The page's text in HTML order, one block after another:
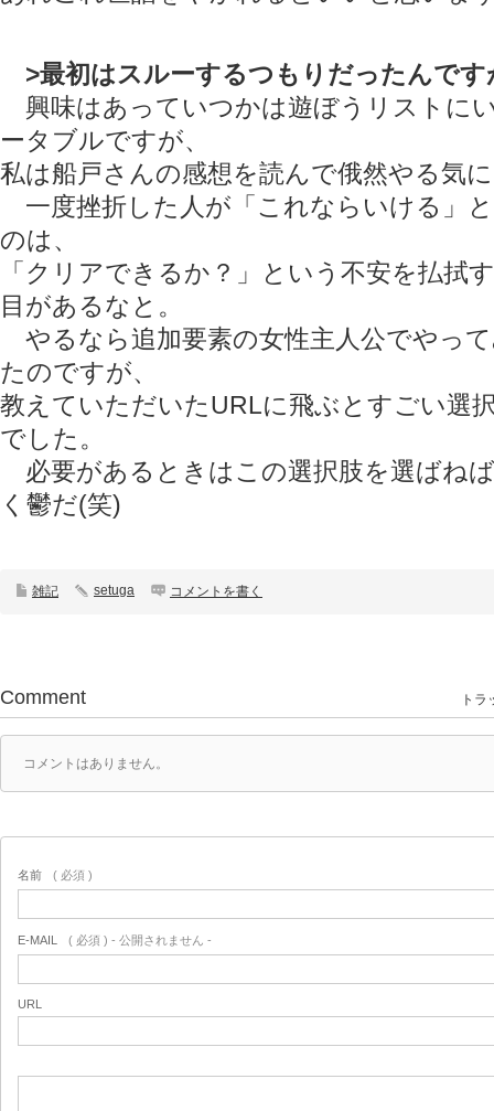
>最初はスルーするつもりだったんです
興味はあっていつかは遊ぼうリストに
ータブルですが、
私は船戸さんの感想を読んで俄然やる気
一度挫折した人が「これならいける」
のは、
「クリアできるか？」という不安を払拭
目があるなと。
やるなら追加要素の女性主人公でやっ
たのですが、
教えていただいたURLに飛ぶとすごい選
でした。
必要があるときはこの選択肢を選ばね
く鬱だ(笑)
雑記 setuga コメントを書く
Comment トラ
コメントはありません。
名前 ( 必須 )
E-MAIL ( 必須 ) - 公開されません -
URL